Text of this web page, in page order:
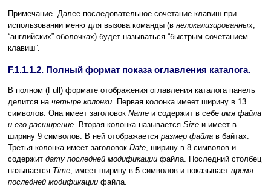
Примечание. Далее последовательное сочетание клавиш при
использовании меню для вызова команды (в нелокализированных,
“английских” оболочках) будет называться “быстрым сочетанием
клавиш”.
F.1.1.1.2. Полный формат показа оглавления каталога.
В полном (Full) формате отображения оглавления каталога панель
делится на четыре колонки. Первая колонка имеет ширину в 13
символов. Она имеет заголовок Name и содержит в себе имя файла
и его расширение. Вторая колонка называется Size и имеет в
ширину 9 символов. В ней отображается размер файла в байтах.
Третья колонка имеет заголовок Date, ширину в 8 символов и
содержит дату последней модификации файла. Последний столбец
называется Time, имеет ширину в 5 символов и показывает время
последней модификации файла.